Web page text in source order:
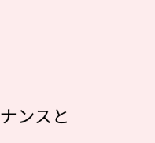
ンスと